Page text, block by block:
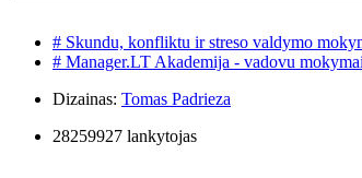
# Skundu, konfliktu ir streso valdymo
# Manager.LT Akademija - vadovu
Dizainas: Tomas Padrieza
28259927 lankytojas